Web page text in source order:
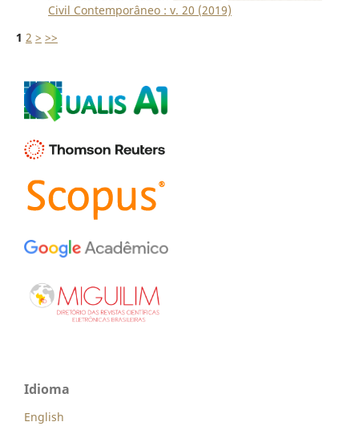
Civil Contemporâneo : v. 20 (2019)
1 2 > >>
Idioma
English